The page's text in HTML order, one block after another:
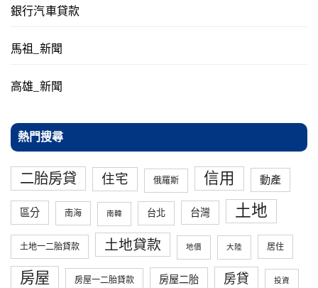
銀行汽車貸款
馬祖_新聞
高雄_新聞
熱門搜尋
二胎房貸 住宅 俄羅斯 信用 動產
區分 南海 南韓 台北 台灣 土地
土地一二胎貸款 土地貸款 地價 大陸 居住
房屋 房屋一二胎貸款 房屋二胎 房貸 投資